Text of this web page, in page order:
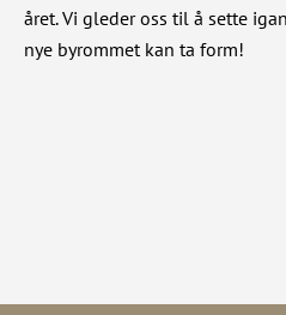
året. Vi gleder oss til å sette
nye byrommet kan ta form!